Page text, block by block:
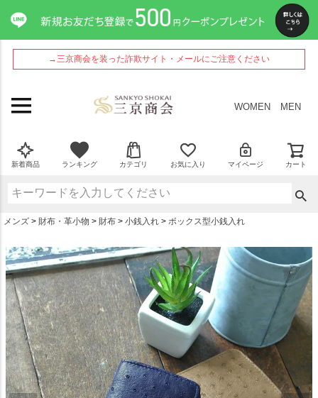
→三京商会を装った詐欺サイト・メールにご注意ください
WOMEN MEN
新着商品 ランキング カテゴリ お気に入り マイページ カート
メンズ 財布・革小物 財布 小銭入れ ボックス型小銭入れ
ペー
ジト
ップ
へ